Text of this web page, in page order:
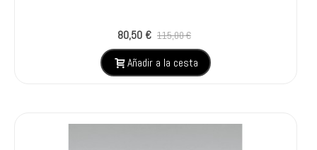
80,50 € 115,00 €
Añadir a la cesta